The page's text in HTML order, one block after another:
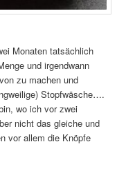
Monaten tatsächlich
und irgendwann
zu machen und
Stopfwäsche….
wo ich vor zwei
nicht das gleiche und
vor allem die Knöpfe